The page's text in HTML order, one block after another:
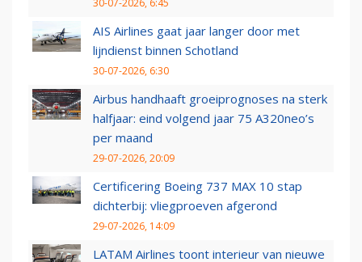
30-07-2026, 6:45
AIS Airlines gaat jaar langer door met
lijndienst binnen Schotland
30-07-2026, 6:30
Airbus handhaaft groeiprognoses na sterk
halfjaar: eind volgend jaar 75 A320neo’s
per maand
29-07-2026, 20:09
Certificering Boeing 737 MAX 10 stap
dichterbij: vliegproeven afgerond
29-07-2026, 14:09
LATAM Airlines toont interieur van nieuwe